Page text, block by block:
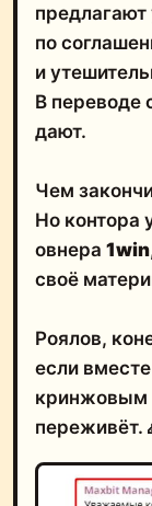
предлагают
по
и
В переводе
дают.
Чем
Но контора
овнера 1win
своё
Роялов,
если
кринжовым
переживёт.